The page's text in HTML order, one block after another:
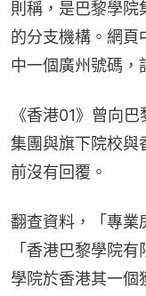
則稱，是巴黎學
的分支機構。網頁
中一個廣州號碼，
《香港01》曾向
集團與旗下院校與
前沒有回覆。
翻查資料，「專業
「香港巴黎學院
學院於香港其一個